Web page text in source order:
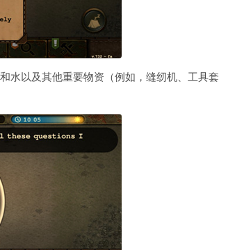
水以及其他重要物资（例如，缝纫机、工具套